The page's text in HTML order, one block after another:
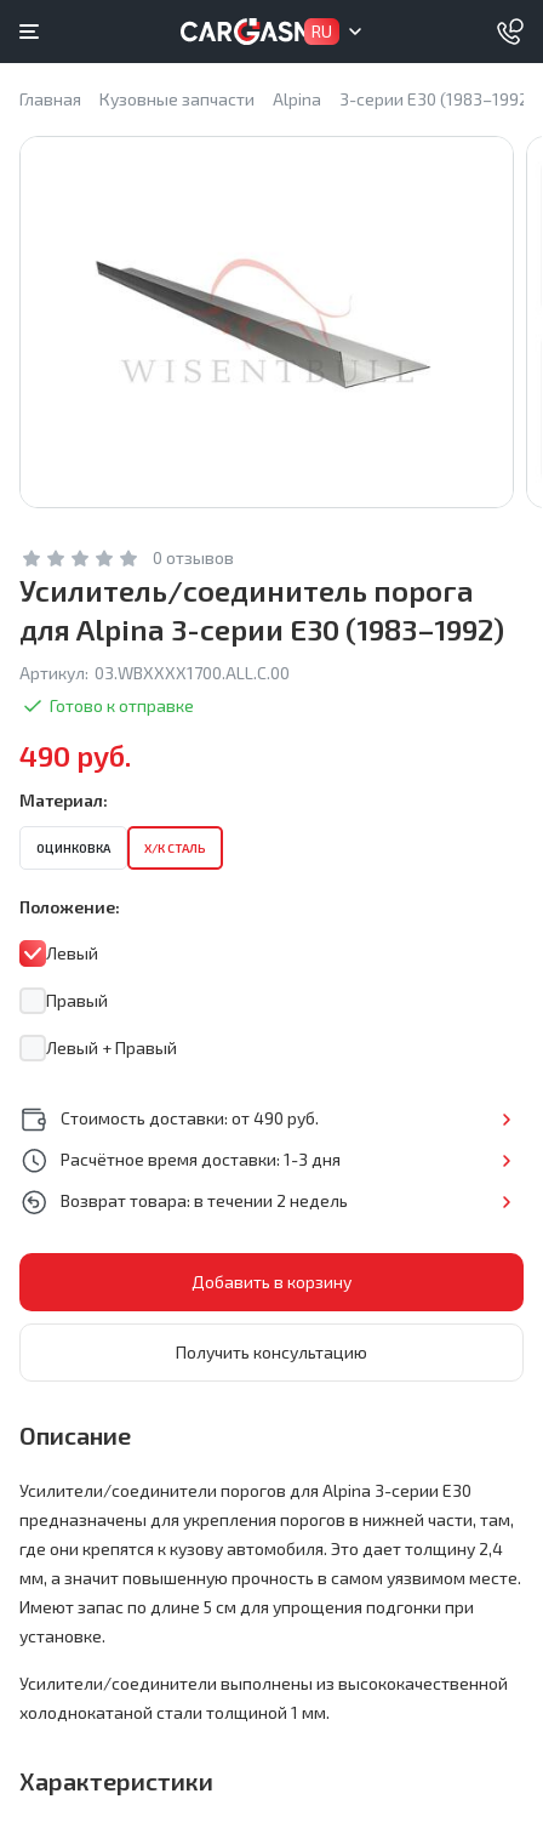
RU
Главная Кузовные запчасти Alpina 3-серии E30 (1983–1992)
0 отзывов
Усилитель/соединитель порога
для Alpina 3-серии E30 (1983–1992)
Артикул: 03.WBXXXX1700.ALL.C.00
Готово к отправке
490 руб.
Материал:
ОЦИНКОВКА Х/К СТАЛЬ
Положение:
Левый
Правый
Левый + Правый
Стоимость доставки: от 490 руб.
Расчётное время доставки: 1-3 дня
Возврат товара: в течении 2 недель
Получить консультацию
Описание
Усилители/соединители порогов для Alpina 3-серии E30
предназначены для укрепления порогов в нижней части, там,
где они крепятся к кузову автомобиля. Это дает толщину 2,4
мм, а значит повышенную прочность в самом уязвимом месте.
Имеют запас по длине 5 см для упрощения подгонки при
установке.
Усилители/соединители выполнены из высококачественной
холоднокатаной стали толщиной 1 мм.
Характеристики